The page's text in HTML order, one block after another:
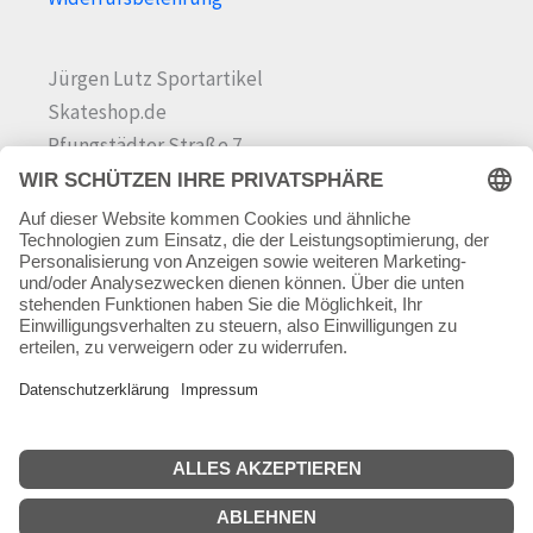
Jürgen Lutz Sportartikel
Skateshop.de
Pfungstädter Straße 7
64342 Seeheim-Jugenheim
Tel.06257 868181
Mail:info@skateshop.de
Warenkorb
Mein Konto